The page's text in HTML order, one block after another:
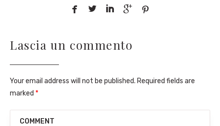
    
Lascia un commento
Your email address will not be published. Required fields are
marked *
COMMENT